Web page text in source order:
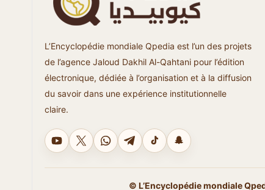
L’Encyclopédie mondiale Qpedia est l’un des projets
de l’agence Jaloud Dakhil Al-Qahtani pour l’édition
électronique, dédiée à l’organisation et à la diffusion
du savoir dans une expérience institutionnelle
claire.
YouTube
X WhatsApp
Telegram
TikTokSnapchat
© L’Encyclopédie mondiale